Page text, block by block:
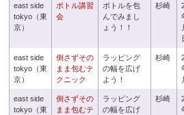
east side
tokyo（東
京）
ボトル講習
会
ボトルを包
んでみまし
ょう！！
杉崎
east side
tokyo（東
京）
倒さずその
まま包むテ
クニック
ラッピング
の幅を広げ
よう！
杉崎
east side
tokyo（東
倒さずその
まま包むテ
ラッピング
の幅を広げ
杉崎